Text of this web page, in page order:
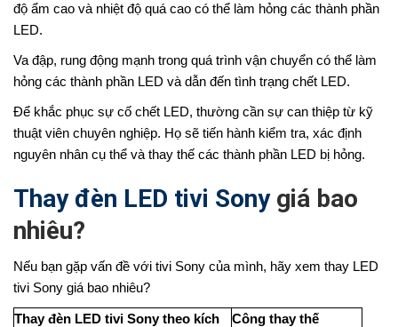
độ ẩm cao và nhiệt độ quá cao có thể làm hỏng các thành phần
LED.
Va đập, rung động mạnh trong quá trình vận chuyển có thể làm
hỏng các thành phần LED và dẫn đến tình trạng chết LED.
Để khắc phục sự cố chết LED, thường cần sự can thiệp từ kỹ
thuật viên chuyên nghiệp. Họ sẽ tiến hành kiểm tra, xác định
nguyên nhân cụ thể và thay thế các thành phần LED bị hỏng.
Thay đèn LED tivi Sonygiá bao
nhiêu?
Nếu bạn gặp vấn đề với tivi Sony của mình, hãy xem thay LED
tivi Sony giá bao nhiêu?
Thay đèn LED tivi Sony theo kích
Công thay thế